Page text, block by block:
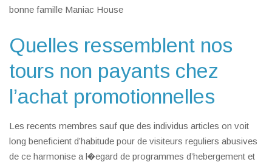
bonne famille Maniac House
Quelles ressemblent nos
tours non payants chez
l’achat promotionnelles
Les recents membres sauf que des individus articles on voit
long beneficient d’habitude pour de visiteurs reguliers abusives
de ce harmonise a l�egard de programmes d’hebergement et